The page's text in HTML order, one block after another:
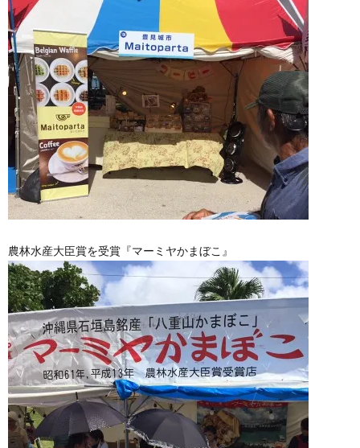
農林水産大臣賞を受賞『マーミヤかまぼこ』